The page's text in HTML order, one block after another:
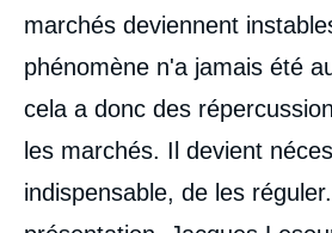
marchés deviennent
phénomène n'a jamais été
cela a donc des
les marchés. Il devient
indispensable, de les